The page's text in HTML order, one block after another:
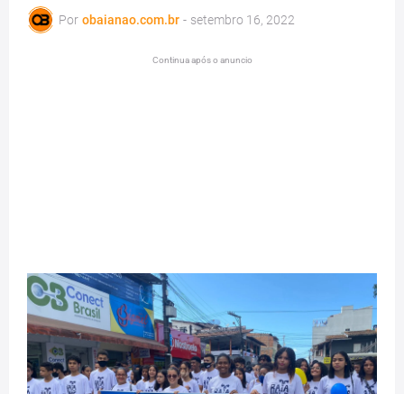
Por obaianao.com.br - setembro 16, 2022
Continua após o anuncio